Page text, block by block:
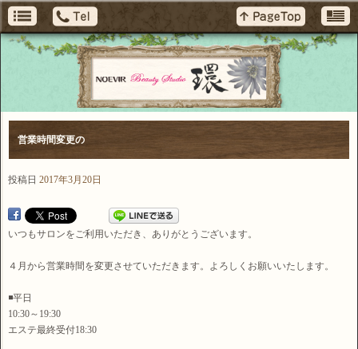
営業時間変更の
投稿日 2017年3月20日
いつもサロンをご利用いただき、ありがとうございます。
４月から営業時間を変更させていただきます。よろしくお願いいたします。
◾平日
10:30～19:30
エステ最終受付18:30